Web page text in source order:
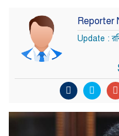
Reporter
Update :